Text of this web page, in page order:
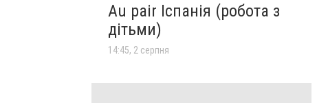
Au pair Іспанія (робота з
дітьми)
14:45, 2 серпня